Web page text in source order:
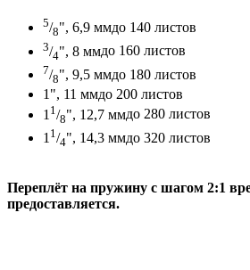
5/8", 6,9 ммдо 140 листов
3/4", 8 ммдо 160 листов
7/8", 9,5 ммдо 180 листов
1", 11 ммдо 200 листов
1 1 /8", 12,7 ммдо 280 листов
1 1 /4", 14,3 ммдо 320 листов
Переплёт на пружину с шагом 2:1
предоставляется.